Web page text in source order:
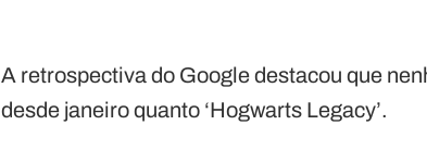
A retrospectiva do Google destacou que
desde janeiro quanto ‘Hogwarts Legacy’.